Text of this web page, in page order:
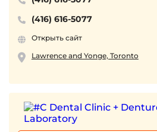
Услуги сертифицированы и
через ваши бенефиты
Свяжитесь со мной прямо
(416) 616-5077
Открыть сайт
Lawrence and Yonge, Toronto